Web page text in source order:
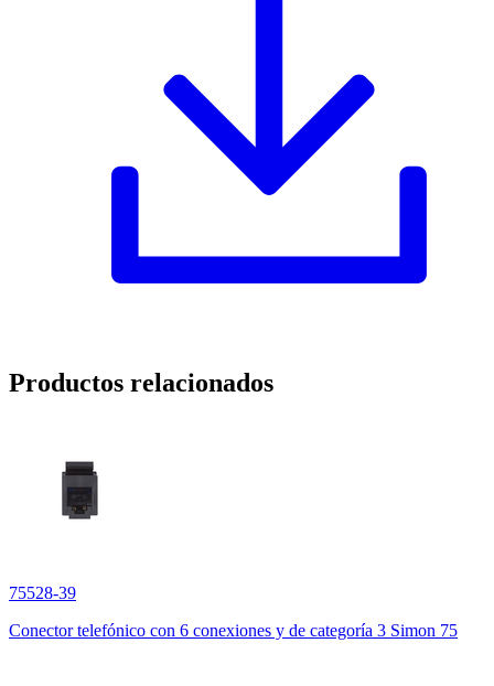
Productos relacionados
75528-39
Conector telefónico con 6 conexiones y de categoría 3 Simon 75